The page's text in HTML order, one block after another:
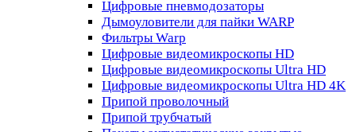
Цифровые пневмодозаторы
Дымоуловители для пайки WARP
Фильтры Warp
Цифровые видеомикроскопы HD
Цифровые видеомикроскопы Ultra HD
Цифровые видеомикроскопы Ultra HD 4K
Припой проволочный
Припой трубчатый